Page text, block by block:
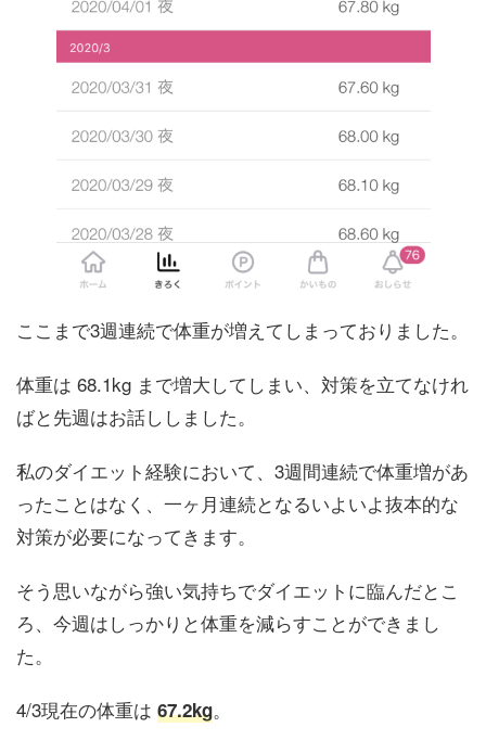
ここまで3週連続で体重が増えてしまっておりました。
体重は 68.1kg まで増大してしまい、対策を立てなけれ
ばと先週はお話ししました。
私のダイエット経験において、3週間連続で体重増があ
ったことはなく、一ヶ月連続となるいよいよ抜本的な
対策が必要になってきます。
そう思いながら強い気持ちでダイエットに臨んだとこ
ろ、今週はしっかりと体重を減らすことができまし
た。
4/3現在の体重は 67.2kg。